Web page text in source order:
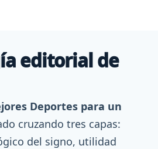
editorial de
Deportes para un
cruzando tres capas:
del signo, utilidad